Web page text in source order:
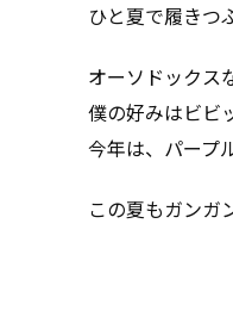
ひと夏で履きつ
オーソドックス
僕の好みはビビ
今年は、パープ
この夏もガンガ